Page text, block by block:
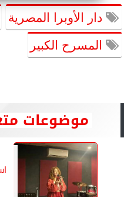
دار الأوبرا المصرية
المسرح الكبير
موضوعات